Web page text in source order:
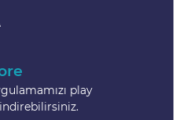
play